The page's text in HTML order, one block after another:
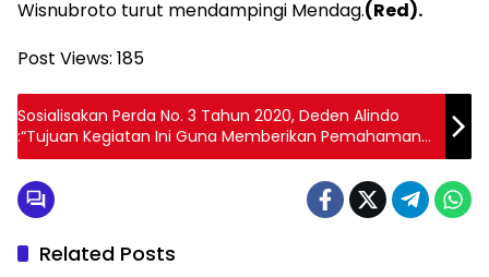
Wisnubroto turut mendampingi Mendag.(Red).
Post Views: 185
Sosialisakan Perda No. 3 Tahun 2020, Deden Alindo
:“Tujuan Kegiatan Ini Guna Memberikan Pemahaman
Kepada Masyarakat”
Related Posts